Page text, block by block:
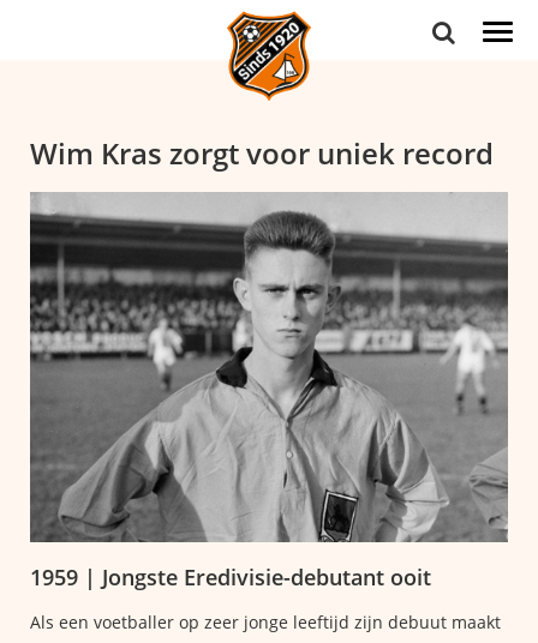
Wim Kras zorgt voor uniek record
1959 | Jongste Eredivisie-debutant ooit
Als een voetballer op zeer jonge leeftijd zijn debuut maakt